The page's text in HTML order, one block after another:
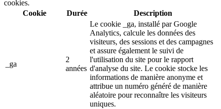
cookies.
Cookie
Durée Description
_ga
2
années
Le cookie _ga, installé par Google
Analytics, calcule les données des
visiteurs, des sessions et des campagnes
et assure également le suivi de
l'utilisation du site pour le rapport
d'analyse du site. Le cookie stocke les
informations de manière anonyme et
attribue un numéro généré de manière
aléatoire pour reconnaître les visiteurs
uniques.